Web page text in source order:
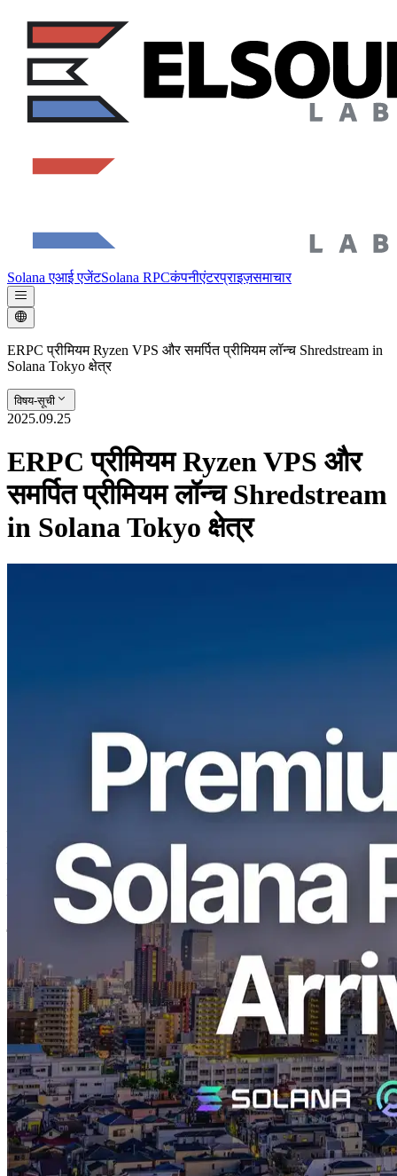
Solana एआई एजेंटSolana RPCकंपनीएंटरप्राइज़समाचार
ERPC प्रीमियम Ryzen VPS और समर्पित प्रीमियम लॉन्च Shredstream in
Solana Tokyo क्षेत्र
विषय-सूची
2025.09.25
ERPC प्रीमियम Ryzen VPS और
समर्पित प्रीमियम लॉन्च Shredstream
in Solana Tokyo क्षेत्र
ELSOUL LABO B.V. (Head-day): Amsterdamनीदरलैंड, सीईओ:
Fumitake कावासाकी) और Validators DAOऑपरेटर ERPC, प्रीमियम
Ryzen VPS और समर्पित प्रीमियम शुरू किया है Shredstream में Tokyo
निकटवर्ती के निकट निकटता में रखा गया है। Jito उसी नेटवर्क के भीतर ब्लॉक
इंजन, एक बुनियादी ढांचे की स्थापना जो पहले से भी कम विलंबता देने की उम्मीद
हम ईमानदारी से आपके निरंतर समर्थन के लिए धन्यवाद।
प्रीमियम Ryzen VPS Tokyo